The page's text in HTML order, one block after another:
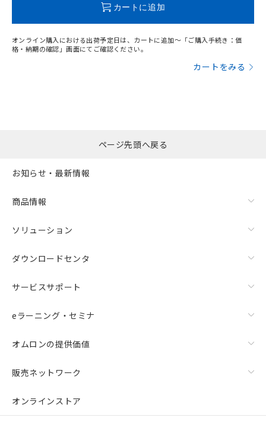
カートに追加
オンライン購入における出荷予定日は、カートに追加～「ご購入手続き：価
格・納期の確認」画面にてご確認ください。
カートをみる
ページ先頭へ戻る
お知らせ・最新情報
商品情報
ソリューション
ダウンロードセンタ
サービスサポート
eラーニング・セミナ
オムロンの提供価値
販売ネットワーク
オンラインストア